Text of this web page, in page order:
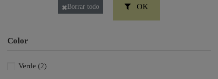
Borrar todo OK
Color
Verde (2)